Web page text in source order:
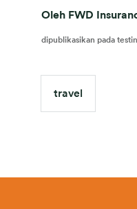
Oleh FWD
dipublikasikan pada
travel